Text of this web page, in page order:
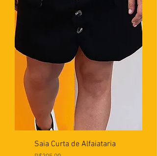
Saia Curta de Alfaiataria